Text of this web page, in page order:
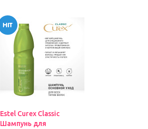
Estel Curex Classic
Шампунь для